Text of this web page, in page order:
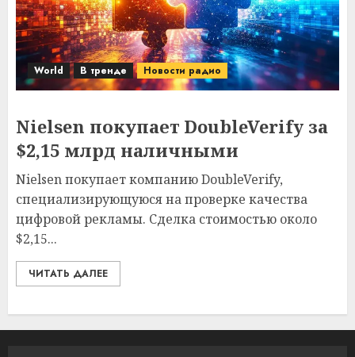
World В тренде Новости радио
Nielsen покупает DoubleVerify за
$2,15 млрд наличными
Nielsen покупает компанию DoubleVerify,
специализирующуюся на проверке качества
цифровой рекламы. Сделка стоимостью около
$2,15...
ЧИТАТЬ ДАЛЕЕ